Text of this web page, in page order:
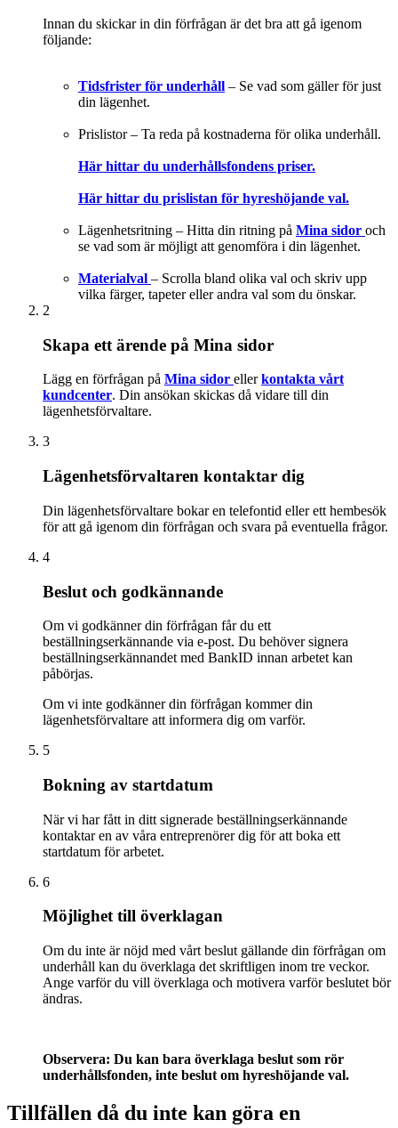
Innan du skickar in din förfrågan är det bra att gå igenom
följande:
Tidsfrister för underhåll – Se vad som gäller för just
din lägenhet.
Prislistor – Ta reda på kostnaderna för olika underhåll.
Här hittar du underhållsfondens priser.
Här hittar du prislistan för hyreshöjande val.
Lägenhetsritning – Hitta din ritning på Mina sidor och
se vad som är möjligt att genomföra i din lägenhet.
Materialval – Scrolla bland olika val och skriv upp
vilka färger, tapeter eller andra val som du önskar.
2
Skapa ett ärende på Mina sidor
Lägg en förfrågan på Mina sidor ellerkontakta vårt
kundcenter. Din ansökan skickas då vidare till din
lägenhetsförvaltare.
3
Lägenhetsförvaltaren kontaktar dig
Din lägenhetsförvaltare bokar en telefontid eller ett hembesök
för att gå igenom din förfrågan och svara på eventuella frågor.
4
Beslut och godkännande
Om vi godkänner din förfrågan får du ett
beställningserkännande via e-post. Du behöver signera
beställningserkännandet med BankID innan arbetet kan
påbörjas.
Om vi inte godkänner din förfrågan kommer din
lägenhetsförvaltare att informera dig om varför.
5
Bokning av startdatum
När vi har fått in ditt signerade beställningserkännande
kontaktar en av våra entreprenörer dig för att boka ett
startdatum för arbetet.
6
Möjlighet till överklagan
Om du inte är nöjd med vårt beslut gällande din förfrågan om
underhåll kan du överklaga det skriftligen inom tre veckor.
Ange varför du vill överklaga och motivera varför beslutet bör
ändras.
Observera: Du kan bara överklaga beslut som rör
underhållsfonden, inte beslut om hyreshöjande val.
Tillfällen då du inte kan göra en